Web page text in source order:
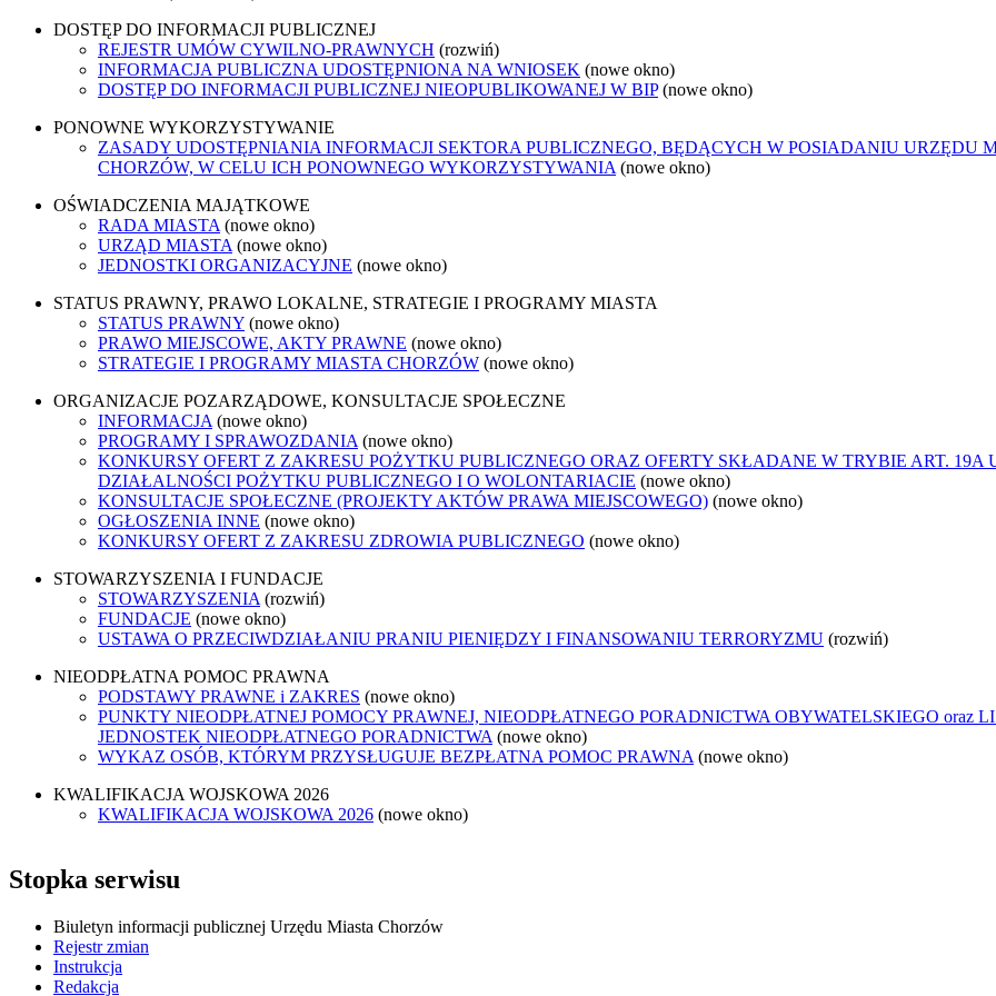
DOSTĘP DO INFORMACJI PUBLICZNEJ
REJESTR UMÓW CYWILNO-PRAWNYCH (rozwiń)
INFORMACJA PUBLICZNA UDOSTĘPNIONA NA WNIOSEK (nowe okno)
DOSTĘP DO INFORMACJI PUBLICZNEJ NIEOPUBLIKOWANEJ W BIP (nowe okno)
PONOWNE WYKORZYSTYWANIE
ZASADY UDOSTĘPNIANIA INFORMACJI SEKTORA PUBLICZNEGO, BĘDĄCYCH W POSIADANIU URZĘDU
CHORZÓW, W CELU ICH PONOWNEGO WYKORZYSTYWANIA (nowe okno)
OŚWIADCZENIA MAJĄTKOWE
RADA MIASTA (nowe okno)
URZĄD MIASTA (nowe okno)
JEDNOSTKI ORGANIZACYJNE (nowe okno)
STATUS PRAWNY, PRAWO LOKALNE, STRATEGIE I PROGRAMY MIASTA
STATUS PRAWNY (nowe okno)
PRAWO MIEJSCOWE, AKTY PRAWNE (nowe okno)
STRATEGIE I PROGRAMY MIASTA CHORZÓW (nowe okno)
ORGANIZACJE POZARZĄDOWE, KONSULTACJE SPOŁECZNE
INFORMACJA (nowe okno)
PROGRAMY I SPRAWOZDANIA (nowe okno)
KONKURSY OFERT Z ZAKRESU POŻYTKU PUBLICZNEGO ORAZ OFERTY SKŁADANE W TRYBIE ART. 19A
DZIAŁALNOŚCI POŻYTKU PUBLICZNEGO I O WOLONTARIACIE (nowe okno)
KONSULTACJE SPOŁECZNE (PROJEKTY AKTÓW PRAWA MIEJSCOWEGO) (nowe okno)
OGŁOSZENIA INNE (nowe okno)
KONKURSY OFERT Z ZAKRESU ZDROWIA PUBLICZNEGO (nowe okno)
STOWARZYSZENIA I FUNDACJE
STOWARZYSZENIA (rozwiń)
FUNDACJE (nowe okno)
USTAWA O PRZECIWDZIAŁANIU PRANIU PIENIĘDZY I FINANSOWANIU TERRORYZMU (rozwiń)
NIEODPŁATNA POMOC PRAWNA
PODSTAWY PRAWNE i ZAKRES (nowe okno)
PUNKTY NIEODPŁATNEJ POMOCY PRAWNEJ, NIEODPŁATNEGO PORADNICTWA OBYWATELSKIEGO oraz
JEDNOSTEK NIEODPŁATNEGO PORADNICTWA (nowe okno)
WYKAZ OSÓB, KTÓRYM PRZYSŁUGUJE BEZPŁATNA POMOC PRAWNA (nowe okno)
KWALIFIKACJA WOJSKOWA 2026
KWALIFIKACJA WOJSKOWA 2026 (nowe okno)
Stopka serwisu
Biuletyn informacji publicznej Urzędu Miasta Chorzów
Rejestr zmian
Instrukcja
Redakcja